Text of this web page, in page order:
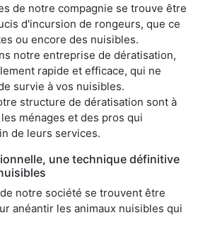
de notre compagnie se trouve être
d'incursion de rongeurs, que ce
ou encore des nuisibles.
notre entreprise de dératisation,
rapide et efficace, qui ne
survie à vos nuisibles.
structure de dératisation sont à
ménages et des pros qui
de leurs services.
une technique définitive
notre société se trouvent être
anéantir les animaux nuisibles qui